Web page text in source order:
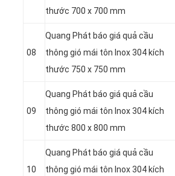
thước 700 x 700 mm
08
Quang Phát báo giá quả cầu
thông gió mái tôn Inox 304 kích
thước 750 x 750 mm
09
Quang Phát báo giá quả cầu
thông gió mái tôn Inox 304 kích
thước 800 x 800 mm
10
Quang Phát báo giá quả cầu
thông gió mái tôn Inox 304 kích